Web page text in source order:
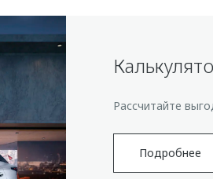
Рассчитайте
Подробнее